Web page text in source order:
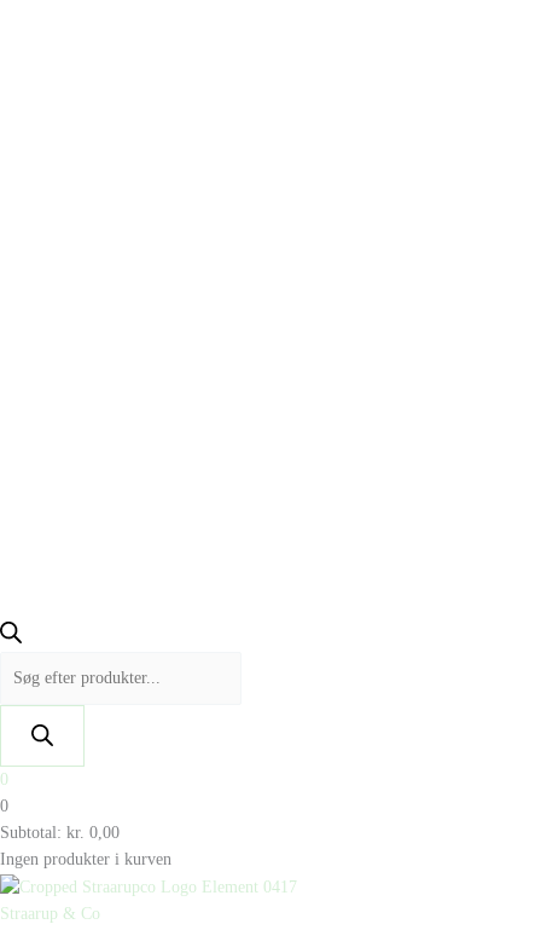
0
0
Subtotal: kr. 0,00
Ingen produkter i kurven
Straarup & Co